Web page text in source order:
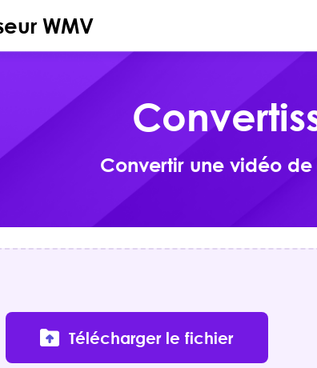
WMV
Convertir une vidéo
Télécharger le fichier